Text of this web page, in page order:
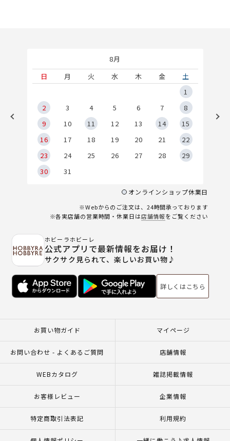
8月
日
月 火 水 木 金
土
1
2
3 4 5 6 7
8
9
10 11 12 13 14
15
16
17 18 19 20 21
22
23
24 25 26 27 28
29
30
31
オンラインショップ休業日
※Webからのご注文は、24時間承っております
※各実店舗の営業時間・休業日は店舗情報をご覧ください
ホビーラホビーレ
公式アプリで最新情報をお届け！
サクサク見られて、楽しいお買い物♪
詳しくはこちら
お買い物ガイド マイページ
お問い合わせ - よくあるご質問 店舗情報
WEBカタログ 雑誌掲載情報
お客様レビュー 企業情報
特定商取引法表記 利用規約